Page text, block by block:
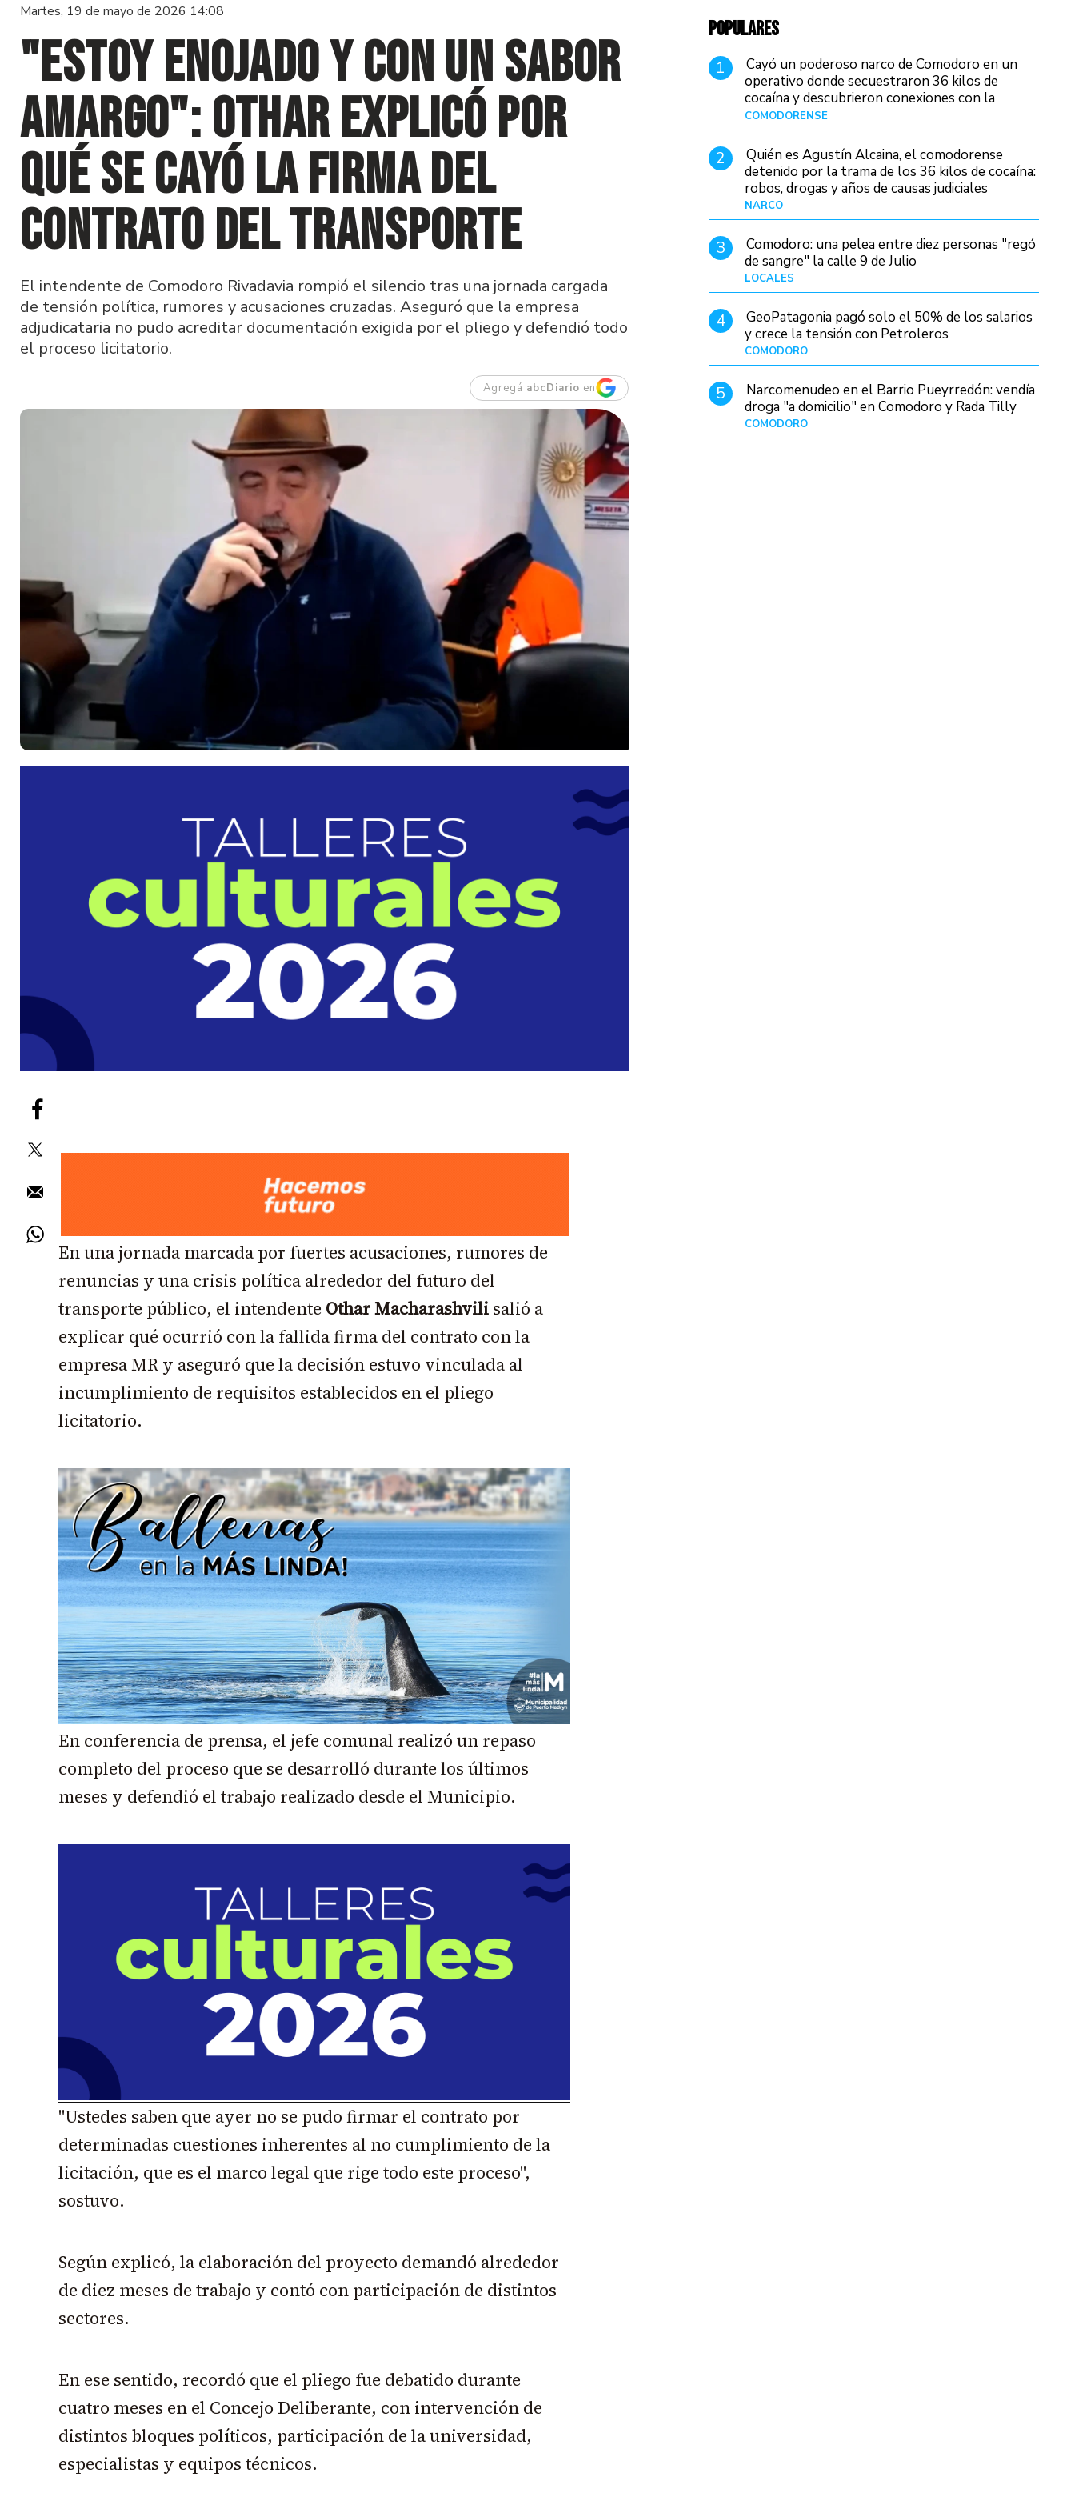
Martes, 19 de mayo de 2026 14:08
"Estoy enojado y con un sabor
amargo": Othar explicó por
qué se cayó la firma del
contrato del transporte
El intendente de Comodoro Rivadavia rompió el silencio tras una jornada cargada
de tensión política, rumores y acusaciones cruzadas. Aseguró que la empresa
adjudicataria no pudo acreditar documentación exigida por el pliego y defendió todo
el proceso licitatorio.
Agregá abcDiario en
En una jornada marcada por fuertes acusaciones, rumores de
renuncias y una crisis política alrededor del futuro del
transporte público, el intendente Othar Macharashvili salió a
explicar qué ocurrió con la fallida firma del contrato con la
empresa MR y aseguró que la decisión estuvo vinculada al
incumplimiento de requisitos establecidos en el pliego
licitatorio.
En conferencia de prensa, el jefe comunal realizó un repaso
completo del proceso que se desarrolló durante los últimos
meses y defendió el trabajo realizado desde el Municipio.
"Ustedes saben que ayer no se pudo firmar el contrato por
determinadas cuestiones inherentes al no cumplimiento de la
licitación, que es el marco legal que rige todo este proceso",
sostuvo.
Según explicó, la elaboración del proyecto demandó alrededor
de diez meses de trabajo y contó con participación de distintos
sectores.
En ese sentido, recordó que el pliego fue debatido durante
cuatro meses en el Concejo Deliberante, con intervención de
distintos bloques políticos, participación de la universidad,
especialistas y equipos técnicos.
POPULARES
1
Cayó un poderoso narco de Comodoro en un
operativo donde secuestraron 36 kilos de
cocaína y descubrieron conexiones con la
Patagonia
COMODORENSE
2
Quién es Agustín Alcaina, el comodorense
detenido por la trama de los 36 kilos de cocaína:
robos, drogas y años de causas judiciales
NARCO
3
Comodoro: una pelea entre diez personas "regó
de sangre" la calle 9 de Julio
LOCALES
4
GeoPatagonia pagó solo el 50% de los salarios
y crece la tensión con Petroleros
COMODORO
5
Narcomenudeo en el Barrio Pueyrredón: vendía
droga "a domicilio" en Comodoro y Rada Tilly
COMODORO